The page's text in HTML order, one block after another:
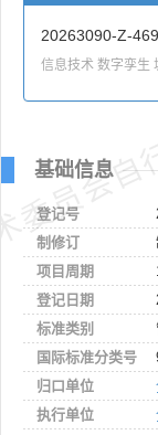
员会
20263090-Z-469
信息技术 数字孪生
基础信息
登记号
制修订
项目周期
登记日期
标准类别
国际标准分类号
归口单位
执行单位